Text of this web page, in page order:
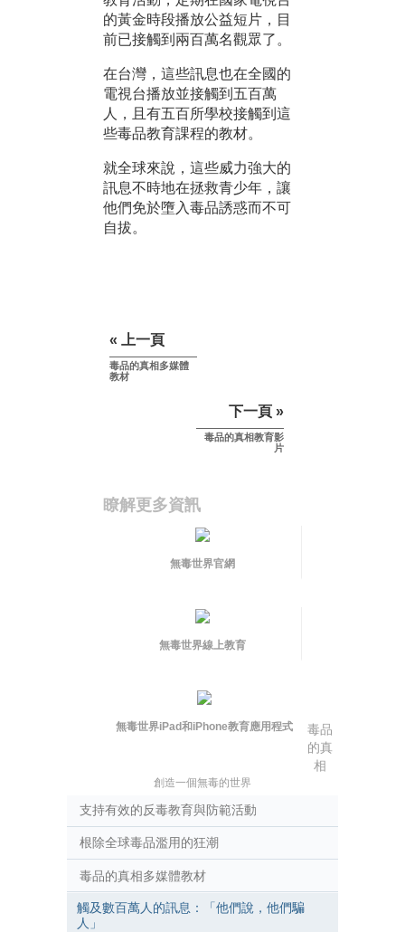
的黃金時段播放公益短片，目
前已接觸到兩百萬名觀眾了。
在台灣，這些訊息也在全國的
電視台播放並接觸到五百萬
人，且有五百所學校接觸到這
些毒品教育課程的教材。
就全球來說，這些威力強大的
訊息不時地在拯救青少年，讓
他們免於墮入毒品誘惑而不可
自拔。
« 上一頁
毒品的真相多媒體
教材
下一頁 »
毒品的真相教育影
片
瞭解更多資訊
無毒世界官網
無毒世界線上教育
無毒世界iPad和iPhone教育應用程式
毒品
的真
相
創造一個無毒的世界
支持有效的反毒教育與防範活動
根除全球毒品濫用的狂潮
毒品的真相多媒體教材
觸及數百萬人的訊息：「他們說，他們騙
人」